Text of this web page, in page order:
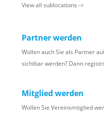
View all sublocations ->
Partner werden
Wollen auch Sie als Partner
sichtbar werden? Dann
Mitglied werden
Wollen Sie Vereinsmitglied